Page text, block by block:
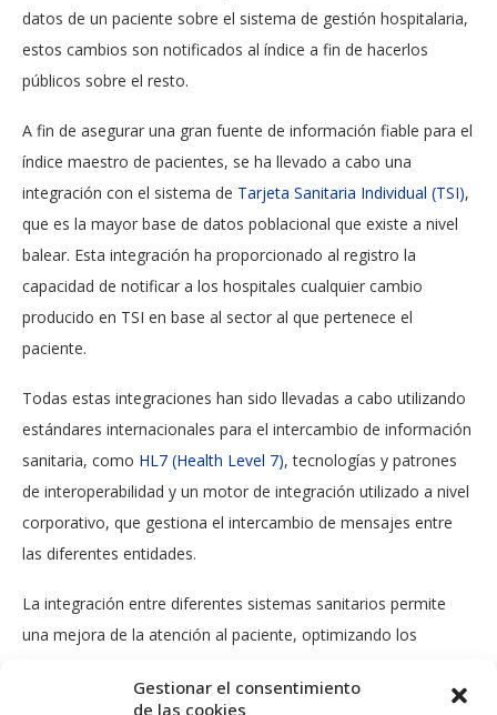
Gestionar el consentimiento
de las cookies
datos de un paciente sobre el sistema de gestión hospitalaria,
estos cambios son notificados al índice a fin de hacerlos
públicos sobre el resto.
A fin de asegurar una gran fuente de información fiable para el
índice maestro de pacientes, se ha llevado a cabo una
integración con el sistema de Tarjeta Sanitaria Individual (TSI),
que es la mayor base de datos poblacional que existe a nivel
balear. Esta integración ha proporcionado al registro la
capacidad de notificar a los hospitales cualquier cambio
producido en TSI en base al sector al que pertenece el
paciente.
Todas estas integraciones han sido llevadas a cabo utilizando
estándares internacionales para el intercambio de información
sanitaria, como HL7 (Health Level 7), tecnologías y patrones
de interoperabilidad y un motor de integración utilizado a nivel
corporativo, que gestiona el intercambio de mensajes entre
las diferentes entidades.
La integración entre diferentes sistemas sanitarios permite
una mejora de la atención al paciente, optimizando los
consistente de datos en el entorno sanitario balear.